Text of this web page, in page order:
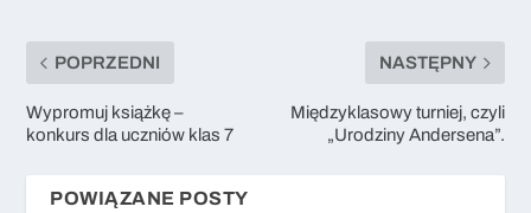
POPRZEDNI
Wypromuj książkę –
konkurs dla uczniów klas 7
NASTĘPNY
Międzyklasowy turniej, czyli
„Urodziny Andersena”.
POWIĄZANE POSTY